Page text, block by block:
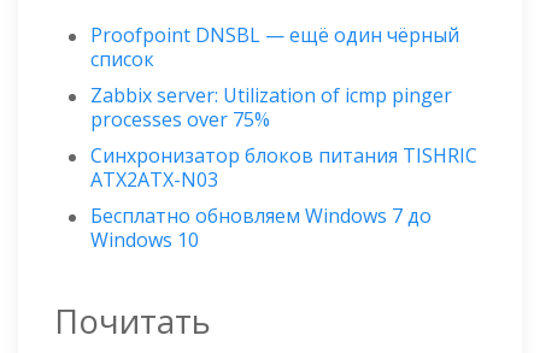
Proofpoint DNSBL — ещё один чёрный
список
Zabbix server: Utilization of icmp pinger
processes over 75%
Синхронизатор блоков питания TISHRIC
ATX2ATX-N03
Бесплатно обновляем Windows 7 до
Windows 10
Почитать